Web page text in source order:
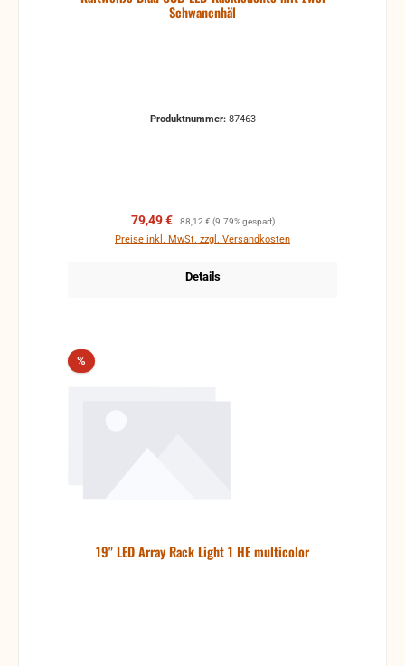
Schwanenhäl
Produktnummer: 87463
Verkaufspreis:
79,49 € Regulärer Preis:
88,12 € (9.79% gespart)
Preise inkl. MwSt. zzgl. Versandkosten
Details
%Rabatt
19" LED Array Rack Light 1 HE multicolor